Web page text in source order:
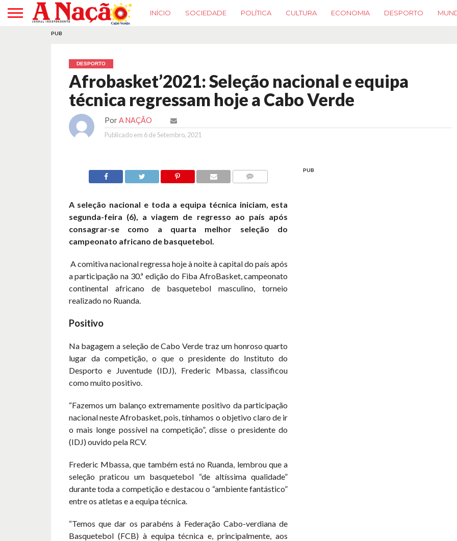
INÍCIO SOCIEDADE POLÍTICA CULTURA ECONOMIA DESPORTO
PUB
DESPORTO
Afrobasket’2021: Seleção nacional e equipa
técnica regressam hoje a Cabo Verde
Por A NAÇÃO
Publicado em 6 de Setembro, 2021
A seleção nacional e toda a equipa técnica iniciam, esta
segunda-feira (6), a viagem de regresso ao país após
consagrar-se como a quarta melhor seleção do
campeonato africano de basquetebol.
A comitiva nacional regressa hoje à noite à capital do país após
a participação na 30.ª edição do Fiba AfroBasket, campeonato
continental africano de basquetebol masculino, torneio
realizado no Ruanda.
Positivo
Na bagagem a seleção de Cabo Verde traz um honroso quarto
lugar da competição, o que o presidente do Instituto do
Desporto e Juventude (IDJ), Frederic Mbassa, classificou
como muito positivo.
“Fazemos um balanço extremamente positivo da participação
nacional neste Afrobasket, pois, tínhamos o objetivo claro de ir
o mais longe possível na competição”, disse o presidente do
(IDJ) ouvido pela RCV.
Frederic Mbassa, que também está no Ruanda, lembrou que a
seleção praticou um basquetebol “de altíssima qualidade”
durante toda a competição e destacou o “ambiente fantástico”
entre os atletas e a equipa técnica.
“Temos que dar os parabéns à Federação Cabo-verdiana de
Basquetebol (FCB) à equipa técnica e, principalmente, aos
PUB